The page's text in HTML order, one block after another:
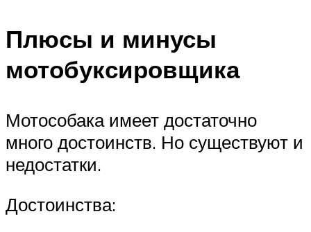
Плюсы и минусы
мотобуксировщика
Мотособака имеет достаточно
много достоинств. Но существуют и
недостатки.
Достоинства: